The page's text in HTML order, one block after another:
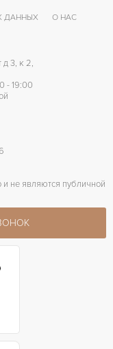
секундная стрелка
ДАННЫХ
О НАС
3, к 2,
- 19:00
не являются публичной